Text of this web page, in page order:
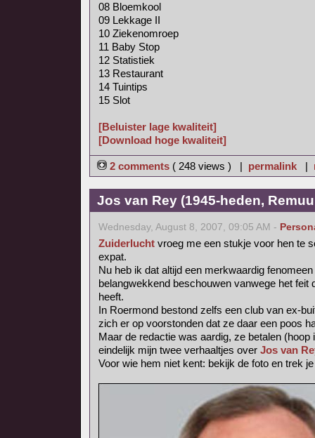
08 Bloemkool
09 Lekkage II
10 Ziekenomroep
11 Baby Stop
12 Statistiek
13 Restaurant
14 Tuintips
15 Slot
[Beluister lage kwaliteit]
[Download hoge kwaliteit]
2 comments ( 248 views ) | permalink |
Jos van Rey (1945-heden,
Wednesday, August 8, 2007, 09:05 AM -
Zuiderlucht vroeg me een stukje voor hen te
expat.
Nu heb ik dat altijd een merkwaardig
belangwekkend beschouwen vanwege het feit
heeft.
In Roermond bestond zelfs een club van ex-
zich er op voorstonden dat ze daar een poos
Maar de redactie was aardig, ze betalen
eindelijk mijn twee verhaaltjes over Jos van
Voor wie hem niet kent: bekijk de foto en trek